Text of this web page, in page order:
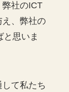
弊社のICT
え、弊社の
と思いま
して私たち